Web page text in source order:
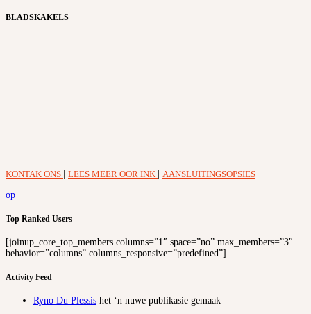
BLADSKAKELS
KONTAK ONS LEES MEER OOR INK
AANSLUITINGSOPSIES
op
Top Ranked Users
[joinup_core_top_members columns=”1″ space=”no” max_members=”3″
behavior=”columns” columns_responsive=”predefined”]
Activity Feed
Ryno Du Plessis het ‘n nuwe publikasie gemaak